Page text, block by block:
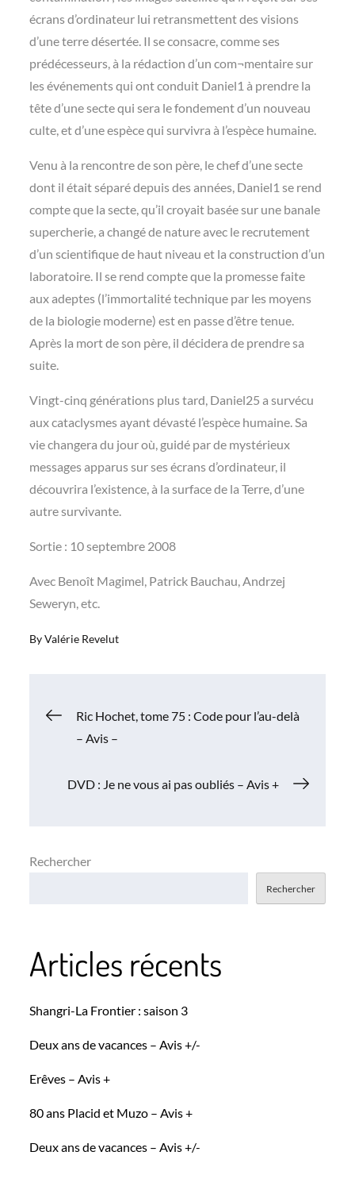
écrans d’ordinateur lui retransmettent des visions
d’une terre désertée. Il se consacre, comme ses
prédécesseurs, à la rédaction d’un com¬mentaire sur
les événements qui ont conduit Daniel1 à prendre la
tête d’une secte qui sera le fondement d’un nouveau
culte, et d’une espèce qui survivra à l’espèce humaine.
Venu à la rencontre de son père, le chef d’une secte
dont il était séparé depuis des années, Daniel1 se rend
compte que la secte, qu’il croyait basée sur une banale
supercherie, a changé de nature avec le recrutement
d’un scientifique de haut niveau et la construction d’un
laboratoire. Il se rend compte que la promesse faite
aux adeptes (l’immortalité technique par les moyens
de la biologie moderne) est en passe d’être tenue.
Après la mort de son père, il décidera de prendre sa
suite.
Vingt-cinq générations plus tard, Daniel25 a survécu
aux cataclysmes ayant dévasté l’espèce humaine. Sa
vie changera du jour où, guidé par de mystérieux
messages apparus sur ses écrans d’ordinateur, il
découvrira l’existence, à la surface de la Terre, d’une
autre survivante.
Sortie : 10 septembre 2008
Avec Benoît Magimel, Patrick Bauchau, Andrzej
Seweryn, etc.
ByValérie Revelut
Navigation
Ric Hochet, tome 75 : Code pour l’au-delà
– Avis –
DVD : Je ne vous ai pas oubliés – Avis +
Rechercher
Rechercher
Articles récents
Shangri-La Frontier : saison 3
Deux ans de vacances – Avis +/-
Erêves – Avis +
80 ans Placid et Muzo – Avis +
Deux ans de vacances – Avis +/-